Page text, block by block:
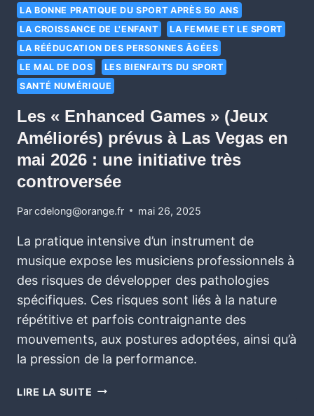
LA BONNE PRATIQUE DU SPORT APRÈS 50 ANS
LA CROISSANCE DE L'ENFANT
LA FEMME ET LE SPORT
LA RÉÉDUCATION DES PERSONNES ÂGÉES
LE MAL DE DOS
LES BIENFAITS DU SPORT
SANTÉ NUMÉRIQUE
Les « Enhanced Games » (Jeux
Améliorés) prévus à Las Vegas en
mai 2026 : une initiative très
controversée
Parcdelong@orange.fr mai 26, 2025
La pratique intensive d’un instrument de
musique expose les musiciens professionnels à
des risques de développer des pathologies
spécifiques. Ces risques sont liés à la nature
répétitive et parfois contraignante des
mouvements, aux postures adoptées, ainsi qu’à
la pression de la performance.
LIRE LA SUITE